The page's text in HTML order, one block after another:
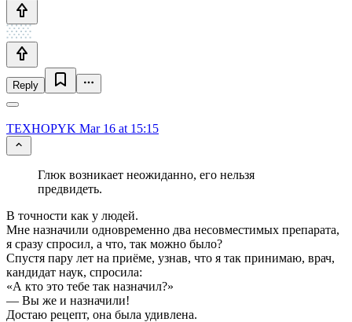
Reply
TEXHOPYK Mar 16 at 15:15
Глюк возникает неожиданно, его нельзя
предвидеть.
В точности как у людей.
Мне назначили одновременно два несовместимых препарата,
я сразу спросил, а что, так можно было?
Спустя пару лет на приёме, узнав, что я так принимаю, врач,
кандидат наук, спросила:
«А кто это тебе так назначил?»
— Вы же и назначили!
Достаю рецепт, она была удивлена.